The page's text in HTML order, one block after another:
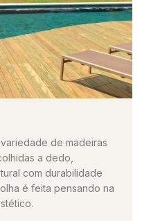
de madeiras
a dedo,
com durabilidade
é feita pensando na